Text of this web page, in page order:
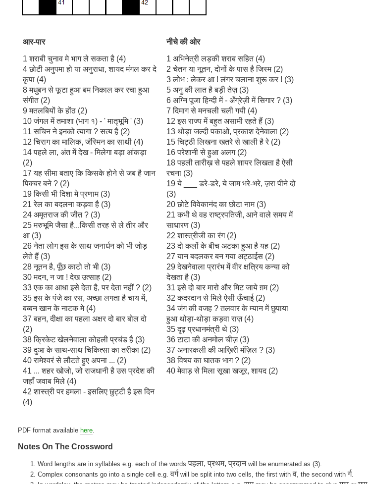
आर-पार
1 शराबी चुनाव मे भाग ले सकता है (4)
4 छोटी अनुपमा हो या अनुराधा, शायद मंगल कर दे
कृपा (4)
8 मधुबन से फूटा हुआ बम निकाल कर रचा हुआ
संगीत (2)
9 मतलबियों के होंठ (2)
10 जंगल में तमाशा (भाग १) - ' मातृभूमि ' (3)
11 सचिन ने इनको त्यागा ? सत्य है (2)
12 चिराग का मालिक, जॅस्मिन का साथी (4)
14 पहले ला, अंत में देख - मिलेगा बड़ा आंकड़ा
(2)
17 यह सीमा बताए कि किसके होने से जब है जान
पिक्चर बने ? (2)
19 किसी भी दिशा मे प्रणाम (3)
21 रेल का बदलना कड़वा है (3)
24 अमृतराज की जीत ? (3)
25 मरुभूमि जैसा है...किसी तरह से ले तीर और
आ (3)
26 नेता लोग इस के साथ जनार्धन को भी जोड़
लेते हैं (3)
28 नूतन है, पूँछ काटो तो भी (3)
30 मदन, न जा ! देख उत्साह (2)
33 एक का आधा इसे देता है, पर देता नहीं ? (2)
35 इस के पंजे का रस, अच्छा लगता है चाय में,
बब्बन खान के नाटक मे (4)
37 बहन, दीक्षा का पहला अक्षर दो बार बोल दो
(2)
38 क्रिकेट खेलनेवाला कोहली प्रचंड है (3)
39 दुआ के साथ-साथ चिकित्सा का तरीका (2)
40 रामेश्वरं से लौटते हुए अपना ... (2)
41 ... शहर खोजो, जो राजधानी है उस प्रदेश की
जहाँ जवाब मिले (4)
42 शास्त्री पर हमला - इसलिए छुट्टी है इस दिन
(4)
नीचे की ओर
1 अभिनेत्री लड़की शराब सहित (4)
2 चेतन या नूतन, दोनों के पास है जिस्म (2)
3 लोभ : लेकर आ ! लंगर चलाना शुरू कर ! (3)
5 अनु की लात है बड़ी तेज़ (3)
6 अग्नि पूजा हिन्दी में - अँग्रेज़ी में सिगार ? (3)
7 दिमाग से मनचली चली गयी (4)
12 इस राज्य में बहुत असामी रहते हैं (3)
13 थोड़ा जल्दी पकाओ, प्रकाश देनेवाला (2)
15 चिट्ठी लिखना खतरे से खाली है रे (2)
16 परेशानी से हुआ अलग (2)
18 पहली तारीख़ से पहले शायर लिखता है ऐसी
रचना (3)
19 ये ___ डरे-डरे, ये जाम भरे-भरे, ज़रा पीने दो
(3)
20 छोटे विवेकानंद का छोटा नाम (3)
21 कभी थे वह राष्ट्रपतिजी, आने वाले समय में
साधारण (3)
22 शास्त्रीजी का रंग (2)
23 दो कलों के बीच अटका हुआ है यह (2)
27 यान बदलकर बन गया अट्ठाईस (2)
29 देखनेवाला प्रारंभ में वीर क्षत्रिय कन्या को
देखता है (3)
31 इसे दो बार मारो और मिट जाये ग़म (2)
32 कदरदान से मिले ऐसी ऊँचाई (2)
34 जंग की वजह ? तलवार के म्यान में छुपाया
हुआ थोड़ा-थोड़ा कड़वा राज़ (4)
35 दृढ़ प्रधानमंत्री थे (3)
36 टाटा की अनमोल चीज़ (3)
37 अनारकली की आख़िरी मंज़िल ? (3)
38 विषय का घातक भाग ? (2)
40 मेवाड़ से मिला सूखा खजूर, शायद (2)
PDF format availablehere
Notes On The Crossword
Word lengths are in syllables e.g. each of the wordsपहला, प्रथम, प्रदानwill be enumerated as (3).
Complex consonants go into a single cell e.g. वर्गwill be split into two cells, the first withव , the second withर्ग.